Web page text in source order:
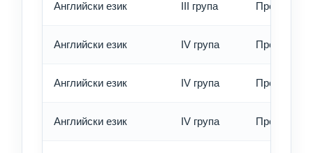
Английски език III група Превод -
Английски език IV група Превод -
Английски език IV група Превод -
Английски език IV група Превод -